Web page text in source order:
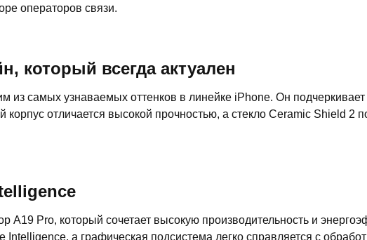
операторов связи.
который всегда актуален
из самых узнаваемых оттенков в линейке iPhone. Он
отличается высокой прочностью, а стекло Ceramic Shield 2
A19 Pro, который сочетает высокую производительность и
Intelligence, а графическая подсистема легко справляется с